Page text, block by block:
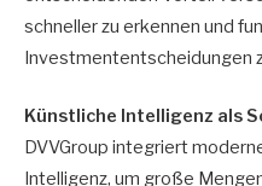
schneller zu erkennen und
Investmententscheidungen
Künstliche Intelligenz als
DVVGroup integriert
Intelligenz, um große